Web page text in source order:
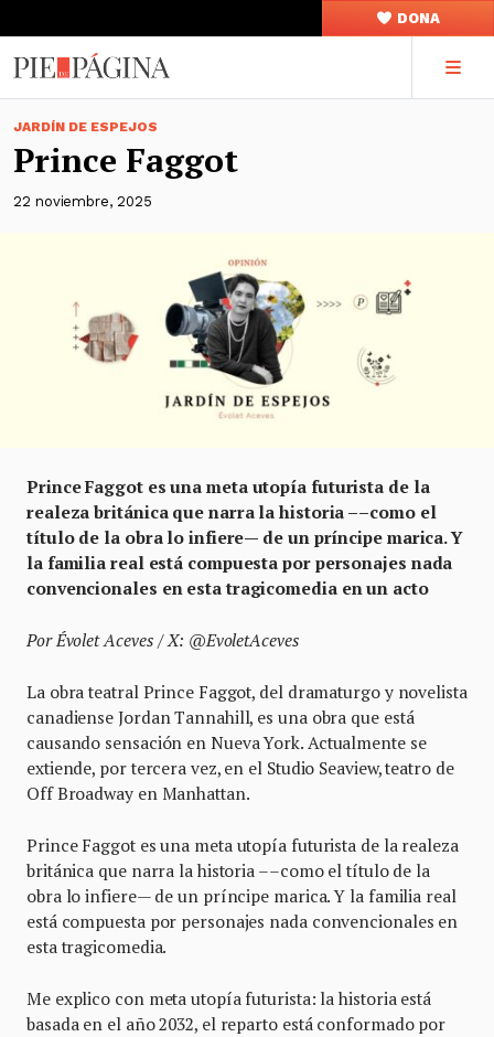
DONA
JARDÍN DE ESPEJOS
Prince Faggot
22 noviembre, 2025
Prince Faggot es una meta utopía futurista de la
realeza británica que narra la historia ––como el
título de la obra lo infiere— de un príncipe marica. Y
la familia real está compuesta por personajes nada
convencionales en esta tragicomedia en un acto
Por Évolet Aceves / X: @EvoletAceves
La obra teatral Prince Faggot, del dramaturgo y novelista
canadiense Jordan Tannahill, es una obra que está
causando sensación en Nueva York. Actualmente se
extiende, por tercera vez, en el Studio Seaview, teatro de
Off Broadway en Manhattan.
Prince Faggot es una meta utopía futurista de la realeza
británica que narra la historia ––como el título de la
obra lo infiere— de un príncipe marica. Y la familia real
está compuesta por personajes nada convencionales en
esta tragicomedia.
Me explico con meta utopía futurista: la historia está
basada en el año 2032, el reparto está conformado por